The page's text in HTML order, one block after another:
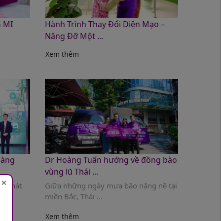
MI
Hành Trình Thay Đổi Diện Mạo –
Nâng Đỡ Một ...
Xem thêm
“Khát
Dr Hoàng Tuấn hướng về đồng bào
vùng lũ Thái ...
Giữa những ngày mưa bão nặng nề tại
miền Bắc, Thái ...
Xem thêm
×